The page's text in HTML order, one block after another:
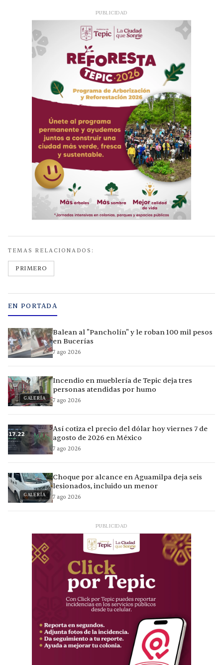
PUBLICIDAD
TEMAS RELACIONADOS:
PRIMERO
EN PORTADA
Balean al "Pancholín" y le roban 100 mil pesos
en Bucerías
7 ago 2026
GALERÍA
Incendio en mueblería de Tepic deja tres
personas atendidas por humo
7 ago 2026
Así cotiza el precio del dólar hoy viernes 7 de
agosto de 2026 en México
7 ago 2026
GALERÍA
Choque por alcance en Aguamilpa deja seis
lesionados, incluido un menor
7 ago 2026
PUBLICIDAD